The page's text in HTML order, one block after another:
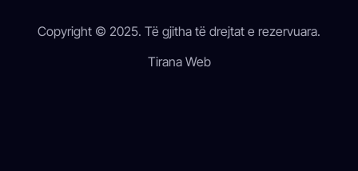
Copyright © 2025. Të gjitha të drejtat e rezervuara.
Tirana Web